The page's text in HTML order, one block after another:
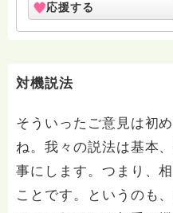
応援する
対機説法
そういったご意見は初
ね。我々の説法は基本
事にします。つまり、
ことです。というのも